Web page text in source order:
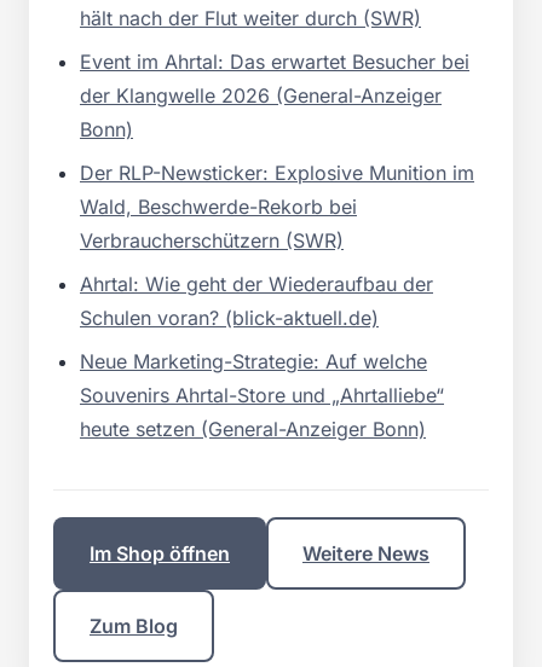
hält nach der Flut weiter durch (SWR)
Event im Ahrtal: Das erwartet Besucher bei
der Klangwelle 2026 (General-Anzeiger
Bonn)
Der RLP-Newsticker: Explosive Munition im
Wald, Beschwerde-Rekorb bei
Verbraucherschützern (SWR)
Ahrtal: Wie geht der Wiederaufbau der
Schulen voran? (blick-aktuell.de)
Neue Marketing-Strategie: Auf welche
Souvenirs Ahrtal-Store und „Ahrtalliebe“
heute setzen (General-Anzeiger Bonn)
Im Shop öffnen Weitere News
Zum Blog